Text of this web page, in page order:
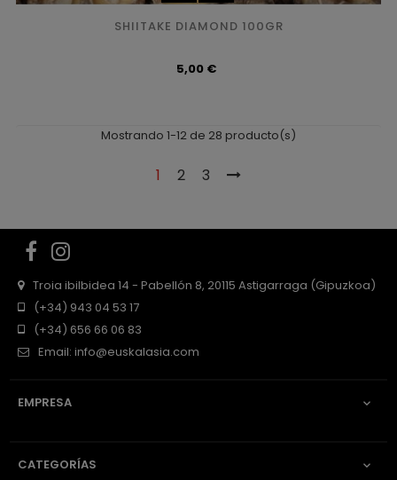
SHIITAKE DIAMOND 100GR
Precio
5,00 €
Mostrando 1-12 de 28 producto(s)
1 2 3
Facebook
Troia ibilbidea 14 - Pabellón 8, 20115 Astigarraga (Gipuzkoa)
(+34) 943 04 53 17
(+34) 656 66 06 83
Email: info@euskalasia.com
EMPRESA 
CATEGORÍAS 